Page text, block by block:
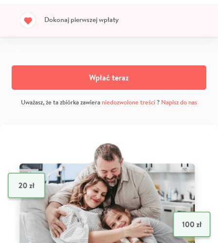
Dokonaj pierwszej wpłaty
Wpłać teraz
Uważasz, że ta zbiórka zawiera niedozwolone treści? Napisz do nas